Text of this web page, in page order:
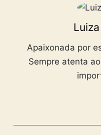
Apaixonada por
Sempre atenta